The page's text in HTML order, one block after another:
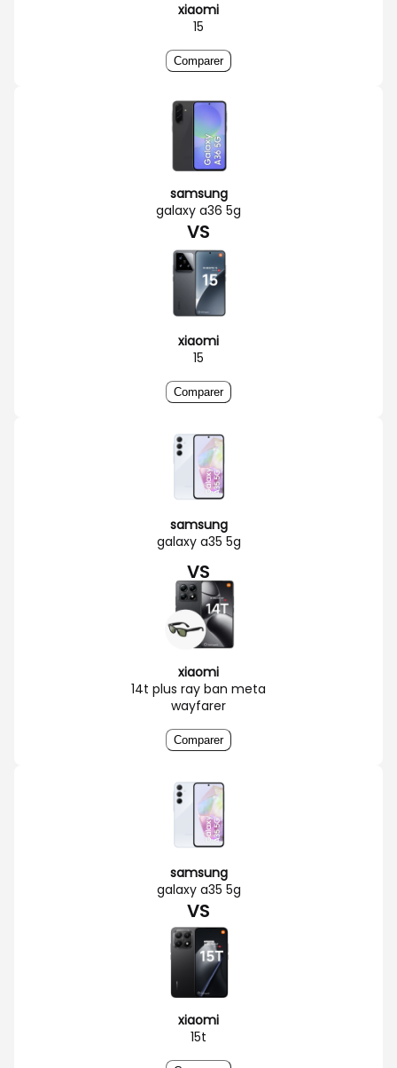
xiaomi
15
Comparer
samsung
galaxy a36 5g
VS
xiaomi
15
Comparer
samsung
galaxy a35 5g
VS
xiaomi
14t plus ray ban meta
wayfarer
Comparer
samsung
galaxy a35 5g
VS
xiaomi
15t